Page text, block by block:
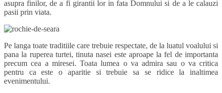
asupra finilor, de a fi girantii lor in fata Domnului si de a le calauzi
pasii prin viata.
Pe langa toate traditiile care trebuie respectate, de la luatul voalului si
pana la ruperea turtei, tinuta nasei este aproape la fel de importanta
precum cea a miresei. Toata lumea o va admira sau o va critica
pentru ca este o aparitie si trebuie sa se ridice la inaltimea
evenimentului.